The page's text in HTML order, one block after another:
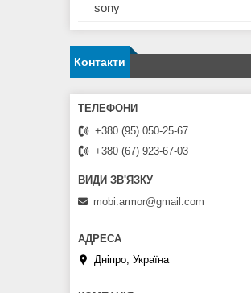
sony
Контакти
+380 (95) 050-25-67
+380 (67) 923-67-03
mobi.armor@gmail.com
Дніпро, Україна